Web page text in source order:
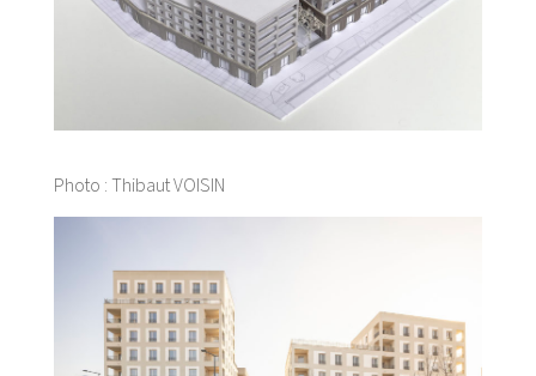
Photo : Thibaut VOISIN